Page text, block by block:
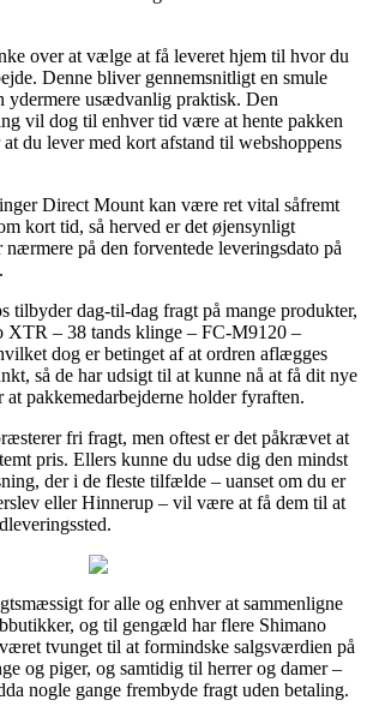
over at vælge at få leveret hjem til hvor du
Denne bliver gennemsnitligt en smule
ydermere usædvanlig praktisk. Den
vil dog til enhver tid være at hente pakken
du lever med kort afstand til webshoppens
Direct Mount kan være ret vital såfremt
kort tid, så herved er det øjensynligt
nærmere på den forventede leveringsdato på
tilbyder dag-til-dag fragt på mange produkter,
XTR – 38 tands klinge – FC-M9120 –
dog er betinget af at ordren aflægges
så de har udsigt til at kunne nå at få dit nye
pakkemedarbejderne holder fyraften.
fri fragt, men oftest er det påkrævet at
pris. Ellers kunne du udse dig den mindst
der i de fleste tilfælde – uanset om du er
eller Hinnerup – vil være at få dem til at
for alle og enhver at sammenligne
og til gengæld har flere Shimano
tvunget til at formindske salgsværdien på
og piger, og samtidig til herrer og damer –
nogle gange frembyde fragt uden betaling.